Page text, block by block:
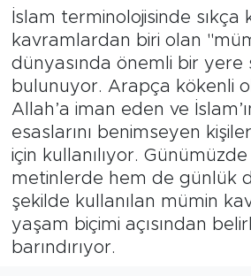
İslam terminolojisinde sıkça
kavramlardan biri olan
dünyasında önemli bir yere
bulunuyor. Arapça kökenli
Allah’a iman eden ve
esaslarını benimseyen
için kullanılıyor.
metinlerde hem de günlük
şekilde kullanılan mümin
yaşam biçimi açısından
barındırıyor.
Ekonomi
Eğitim
Sanat
Bölge
Teknoloji
Magazin
Son Dakika Haberleri
Haber Arşivi